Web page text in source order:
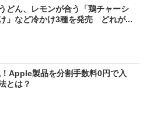
どん、レモンが合う「鶏チャーシ
」など冷かけ3種を発売 どれが...
Apple製品を分割手数料0円で入
とは？